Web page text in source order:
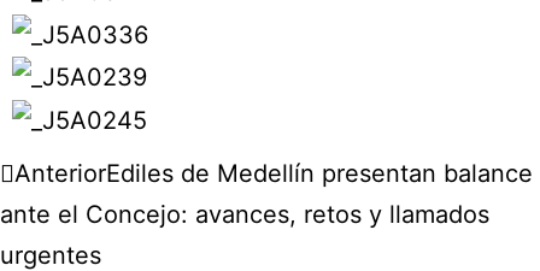
AnteriorEdiles de Medellín presentan balance
ante el Concejo: avances, retos y llamados
urgentes